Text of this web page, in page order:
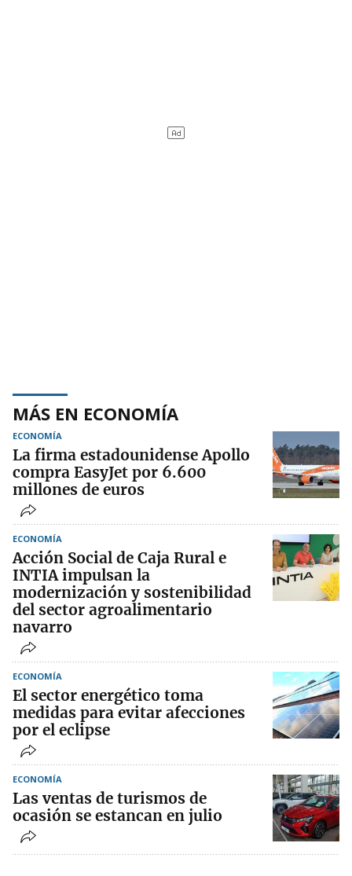
MÁS EN ECONOMÍA
ECONOMÍA
La firma estadounidense Apollo
compra EasyJet por 6.600
millones de euros
ECONOMÍA
Acción Social de Caja Rural e
INTIA impulsan la
modernización y sostenibilidad
del sector agroalimentario
navarro
ECONOMÍA
El sector energético toma
medidas para evitar afecciones
por el eclipse
ECONOMÍA
Las ventas de turismos de
ocasión se estancan en julio